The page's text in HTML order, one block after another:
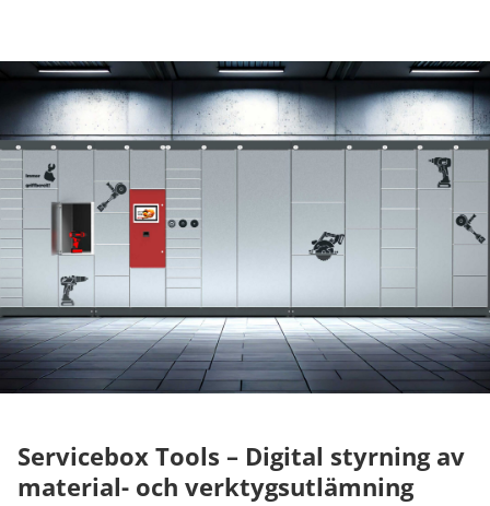
Servicebox Tools – Digital styrning av
material- och verktygsutlämning